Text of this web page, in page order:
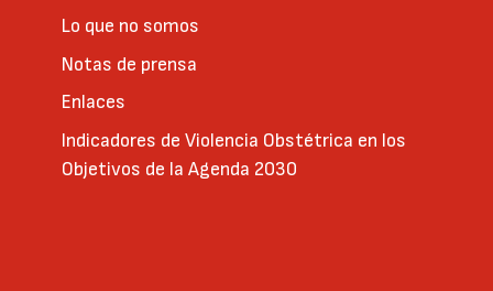
Lo que no somos
Notas de prensa
Enlaces
Indicadores de Violencia Obstétrica en los
Objetivos de la Agenda 2030